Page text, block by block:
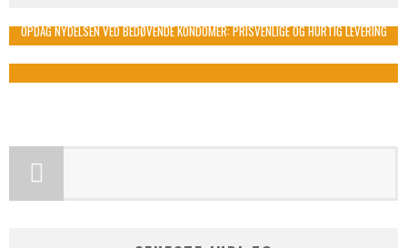
OPDAG NYDELSEN VED BEDØVENDE KONDOMER: PRISVENLIGE OG HURTIG LEVERING